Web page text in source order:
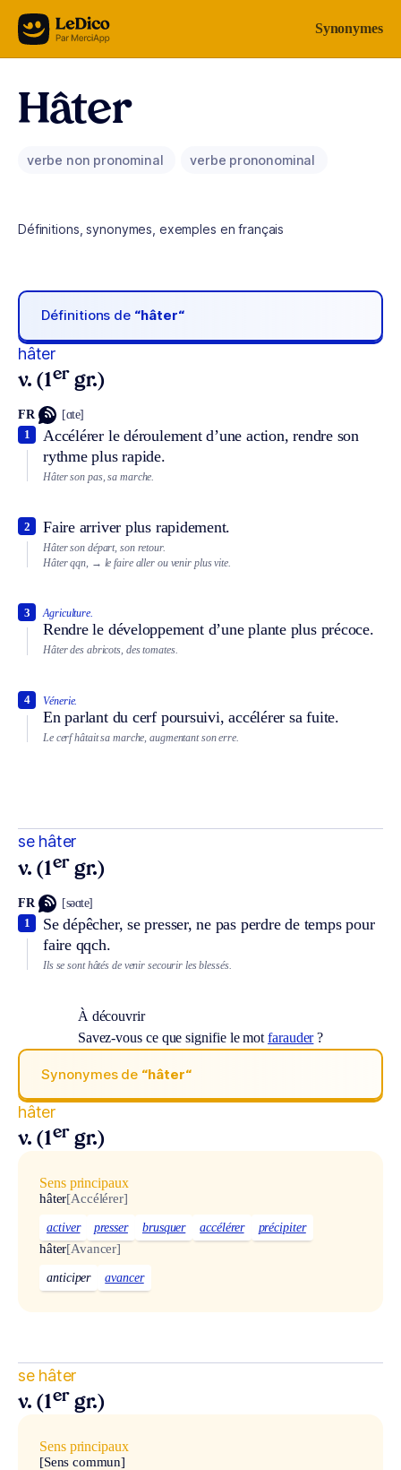
Aller au contenu Synonymes
Hâter
verbe non pronominal verbe prononominal
Définitions, synonymes, exemples en français
Définitions de “hâter“
hâter
v. (1er gr.)
FR [ɑte]
Accélérer le déroulement d’une action, rendre son
rythme plus rapide.
1
Hâter son pas, sa marche.
Faire arriver plus rapidement.
2
Hâter son départ, son retour.
Hâter qqn, → le faire aller ou venir plus vite.
Agriculture.
Rendre le développement d’une plante plus précoce.
3
Hâter des abricots, des tomates.
Vénerie.
En parlant du cerf poursuivi, accélérer sa fuite.
4
Le cerf hâtait sa marche, augmentant son erre.
se hâter
v. (1er gr.)
FR [səɑte]
Se dépêcher, se presser, ne pas perdre de temps pour
faire qqch.
1
Ils se sont hâtés de venir secourir les blessés.
À découvrir
Savez-vous ce que signifie le motfarauder?
Synonymes de “hâter“
hâter
v. (1er gr.)
Sens principaux
hâter[Accélérer]
activer presser brusquer accélérer précipiter
hâter[Avancer]
anticiper avancer
se hâter
v. (1er gr.)
Sens principaux
[Sens commun]